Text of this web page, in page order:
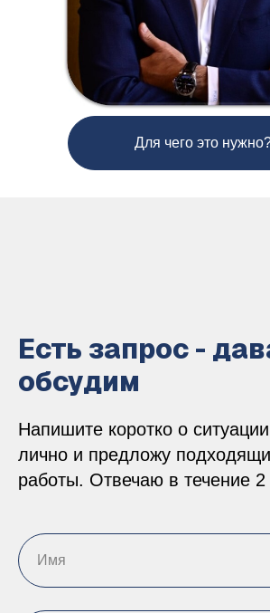
Для чего это
Есть запрос -
обсудим
Напишите коротко о
лично и предложу
работы. Отвечаю в течение 2